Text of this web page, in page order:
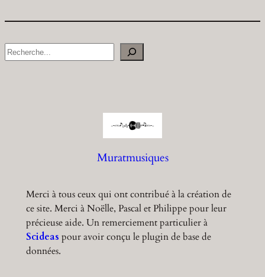
S
Muratmusiques
Merci à tous ceux qui ont contribué à la création de
ce site. Merci à Noëlle, Pascal et Philippe pour leur
précieuse aide. Un remerciement particulier à
Scideas pour avoir conçu le plugin de base de
données.